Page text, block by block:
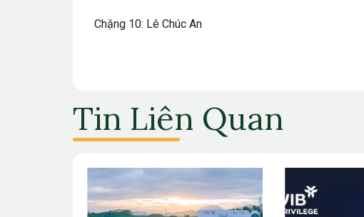
Chặng 10: Lê Chúc An
Tin Liên Quan